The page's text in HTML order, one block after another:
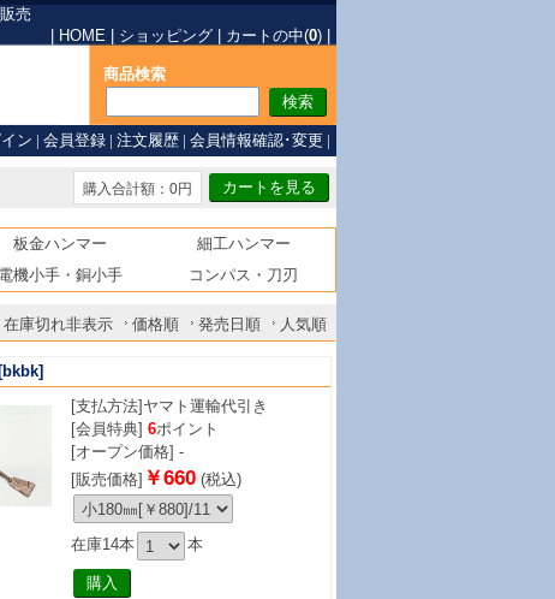
売
HOME ショッピング カートの中(0)
商品検索
ン | 会員登録 | 注文履歴 | 会員情報確認･変更 |
購入合計額：0円
板金ハンマー
細工ハンマー
電機小手・銅小手 コンパス・刀刃
在庫切れ非表示 価格順 発売日順 人気順
[bkbk]
[支払方法] ヤマト運輸代引き
[会員特典] 6ポイント
[オープン価格] -
[販売価格] ￥660(税込)
在庫14本 本